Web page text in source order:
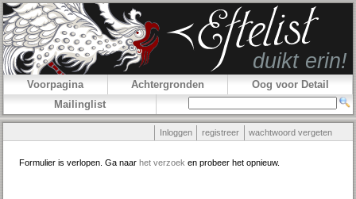
Voorpagina Achtergronden
Oog voor Detail
Mailinglist
Inloggen registreer wachtwoord vergeten
Formulier is verlopen. Ga naar het verzoek en probeer het opnieuw.